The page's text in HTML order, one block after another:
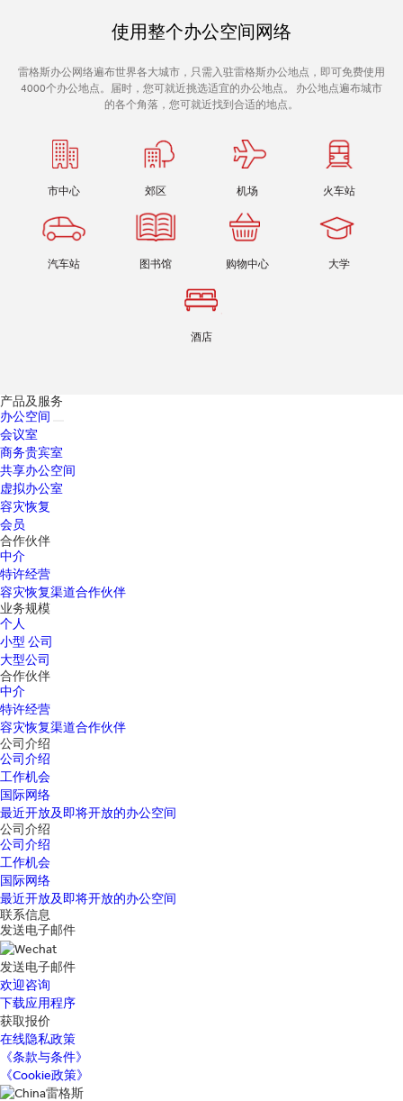
使用整个办公空间网络
雷格斯办公网络遍布世界各大城市，只需入驻雷格斯办公地点，即可免费使用
4000个办公地点。届时，您可就近挑选适宜的办公地点。 办公地点遍布城市
的各个角落，您可就近找到合适的地点。
市中心 郊区 机场 火车站
汽车站 图书馆 购物中心 大学
酒店
产品及服务
办公空间
会议室
商务贵宾室
共享办公空间
虚拟办公室
容灾恢复
会员
合作伙伴
中介
特许经营
容灾恢复渠道合作伙伴
业务规模
个人
小型 公司
大型公司
合作伙伴
中介
特许经营
容灾恢复渠道合作伙伴
公司介绍
公司介绍
工作机会
国际网络
最近开放及即将开放的办公空间
公司介绍
公司介绍
工作机会
国际网络
最近开放及即将开放的办公空间
联系信息
发送电子邮件
发送电子邮件
欢迎咨询
下载应用程序
获取报价
在线隐私政策
《条款与条件》
《Cookie政策》